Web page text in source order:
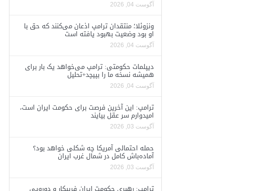
آگوست 04, 2026
ونزوئلا؛ منتقدان ترامپ اذعان می‌کنند که حق با
او بود وضعیت بهبود یافته است
آگوست 04, 2026
دیپلمات حکومتی: ترامپ می‌خواهد یک بار برای
همیشه نسخه ما را بپیچد+تحلیل
آگوست 04, 2026
ترامپ: این آخرین فرصت برای حکومت ایران است،
امیدوارم سر عقل بیایند
آگوست 03, 2026
حمله احتمالی آمریکا چه شکلی خواهد بود؟
آماده‌باش کامل در شمال غرب ایران
آگوست 03, 2026